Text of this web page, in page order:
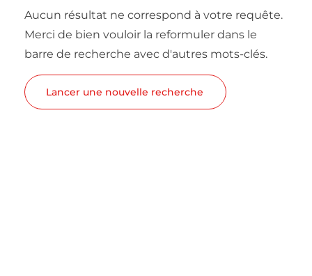
Aucun résultat ne correspond à votre requête.
Merci de bien vouloir la reformuler dans le
barre de recherche avec d'autres mots-clés.
Lancer une nouvelle recherche